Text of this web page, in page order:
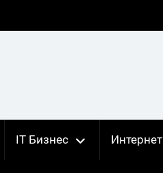
IT Бизнес Интернет